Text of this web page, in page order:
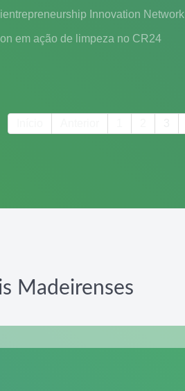
Innovation Network
em ação de limpeza no CR24
Madeirenses